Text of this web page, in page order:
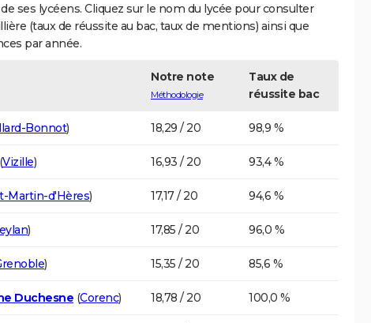
ses lycéens. Cliquez sur le nom du lycée pour consulter
(taux de réussite au bac, taux de mentions) ainsi que
par année.
Notre note
Méthodologie
Taux de
réussite bac
Bonnot) 18,29 / 20 98,9 %
Vizille) 16,93 / 20 93,4 %
Martin-d'Hères) 17,17 / 20 94,6 %
) 17,85 / 20 96,0 %
) 15,35 / 20 85,6 %
Duchesne (Corenc) 18,78 / 20 100,0 %